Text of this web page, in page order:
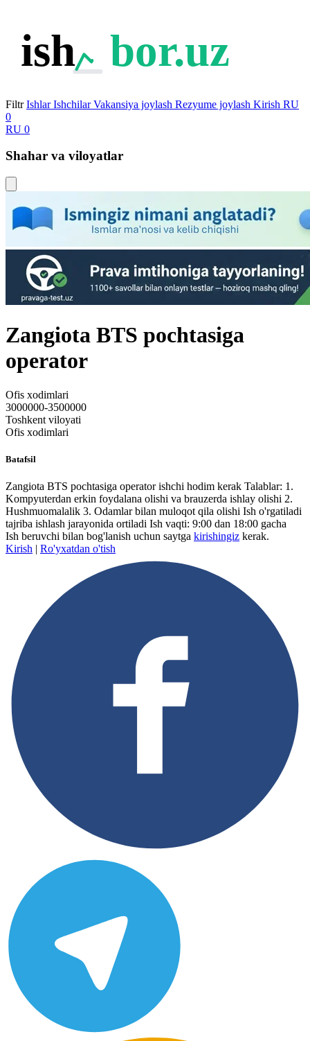
ish bor.uz
Filtr Ishlar Ishchilar Vakansiya joylash Rezyume joylash Kirish RU
0
RU 0
Shahar va viloyatlar
Zangiota BTS pochtasiga
operator
Ofis xodimlari
3000000-3500000
Toshkent viloyati
Ofis xodimlari
Batafsil
Zangiota BTS pochtasiga operator ishchi hodim kerak Talablar: 1.
Kompyuterdan erkin foydalana olishi va brauzerda ishlay olishi 2.
Hushmuomalalik 3. Odamlar bilan muloqot qila olishi Ish o'rgatiladi
tajriba ishlash jarayonida ortiladi Ish vaqti: 9:00 dan 18:00 gacha
Ish beruvchi bilan bog'lanish uchun saytga kirishingiz kerak.
Kirish | Ro'yxatdan o'tish